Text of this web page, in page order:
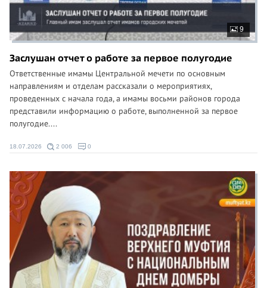
9
Заслушан отчет о работе за первое полугодие
Ответственные имамы Центральной мечети по основным
направлениям и отделам рассказали о мероприятиях,
проведенных с начала года, а имамы восьми районов города
представили информацию о работе, выполненной за первое
полугодие....
18.07.2026 2 006 0